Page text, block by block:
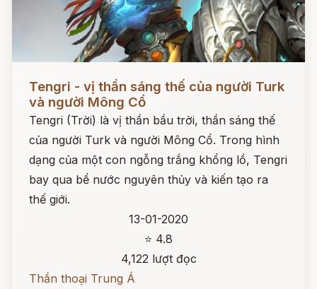
Tengri - vị thần sáng thế của người Turk
và người Mông Cổ
Tengri (Trời) là vị thần bầu trời, thần sáng thế
của người Turk và người Mông Cổ. Trong hình
dạng của một con ngỗng trắng khổng lồ, Tengri
bay qua bể nước nguyên thủy và kiến tạo ra
thế giới.
13-01-2020
⭐ 4.8
4,122 lượt đọc
Thần thoại Trung Á